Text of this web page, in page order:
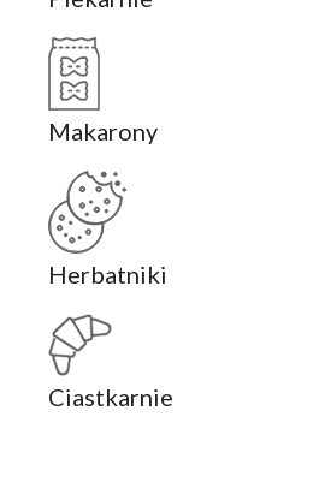
Makarony
Herbatniki
Ciastkarnie